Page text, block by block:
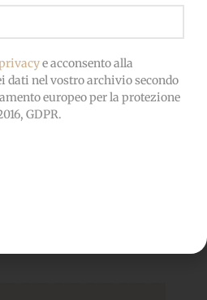
e acconsento alla
nel vostro archivio secondo
europeo per la protezione
GDPR.